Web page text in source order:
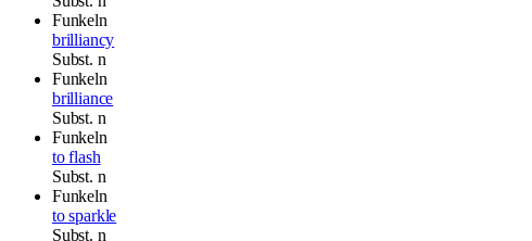
Funkeln
brilliancy
Subst. n
Funkeln
brilliance
Subst. n
Funkeln
to flash
Subst. n
Funkeln
to sparkle
Subst. n